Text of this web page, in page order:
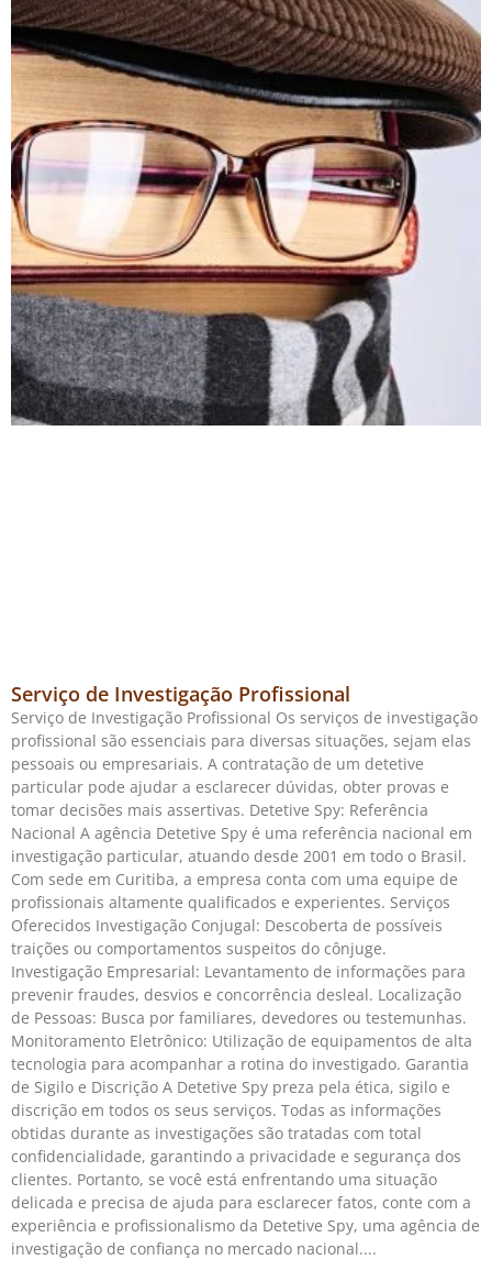
Serviço de Investigação Profissional
Serviço de Investigação Profissional Os serviços de investigação
profissional são essenciais para diversas situações, sejam elas
pessoais ou empresariais. A contratação de um detetive
particular pode ajudar a esclarecer dúvidas, obter provas e
tomar decisões mais assertivas. Detetive Spy: Referência
Nacional A agência Detetive Spy é uma referência nacional em
investigação particular, atuando desde 2001 em todo o Brasil.
Com sede em Curitiba, a empresa conta com uma equipe de
profissionais altamente qualificados e experientes. Serviços
Oferecidos Investigação Conjugal: Descoberta de possíveis
traições ou comportamentos suspeitos do cônjuge.
Investigação Empresarial: Levantamento de informações para
prevenir fraudes, desvios e concorrência desleal. Localização
de Pessoas: Busca por familiares, devedores ou testemunhas.
Monitoramento Eletrônico: Utilização de equipamentos de alta
tecnologia para acompanhar a rotina do investigado. Garantia
de Sigilo e Discrição A Detetive Spy preza pela ética, sigilo e
discrição em todos os seus serviços. Todas as informações
obtidas durante as investigações são tratadas com total
confidencialidade, garantindo a privacidade e segurança dos
clientes. Portanto, se você está enfrentando uma situação
delicada e precisa de ajuda para esclarecer fatos, conte com a
experiência e profissionalismo da Detetive Spy, uma agência de
investigação de confiança no mercado nacional.